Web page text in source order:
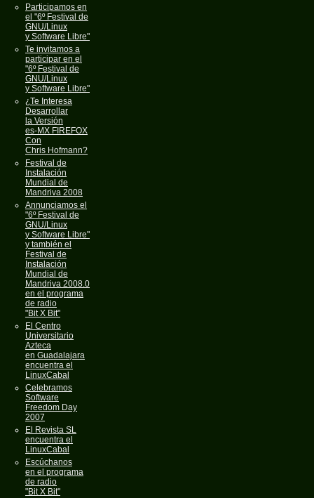
Participamos en
el "6º Festival de
GNU/Linux
y Software Libre"
Te invitamos a
participar en el
"6º Festival de
GNU/Linux
y Software Libre"
¿Te Interesa
Desarrollar
la Versión
es-MX FIREFOX
Con
Chris Hofmann?
Festival de
Instalación
Mundial de
Mandriva 2008
Annunciamos el
"6º Festival de
GNU/Linux
y Software Libre"
y también el
Festival de
Instalación
Mundial de
Mandriva 2008.0
en el programa
de radio
"Bit X Bit"
El Centro
Universitario
Azteca
en Guadalajara
encuentra el
LinuxCabal
Celebramos
Software
Freedom Day
2007
El Revista SL
encuentra el
LinuxCabal
Escúchanos
en el programa
de radio
"Bit X Bit"